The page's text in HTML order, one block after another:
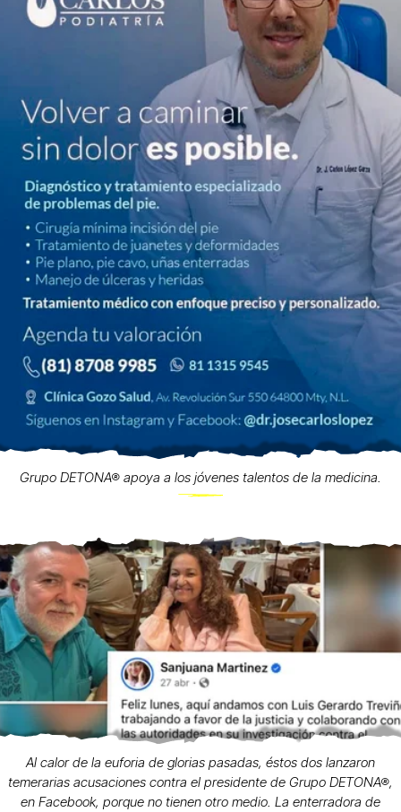
Grupo DETONA® apoya a los jóvenes talentos de la medicina.
Al calor de la euforia de glorias pasadas, éstos dos lanzaron
temerarias acusaciones contra el presidente de Grupo DETONA®,
en Facebook, porque no tienen otro medio. La enterradora de